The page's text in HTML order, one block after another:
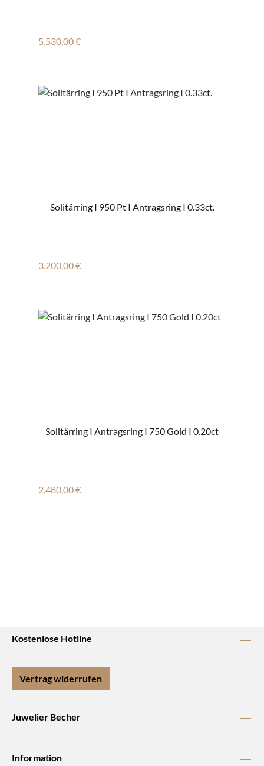
Regulärer Preis:
5.530,00 €
Solitärring I 950 Pt I Antragsring I 0.33ct.
Regulärer Preis:
3.200,00 €
Solitärring I Antragsring I 750 Gold I 0.20ct
Regulärer Preis:
2.480,00 €
Kostenlose Hotline
Vertrag widerrufen
Juwelier Becher
Information